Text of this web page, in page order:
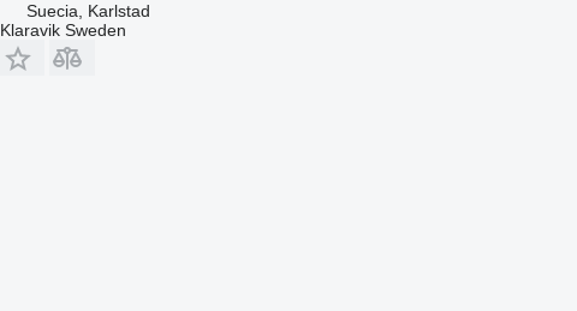
Suecia, Karlstad
Klaravik Sweden